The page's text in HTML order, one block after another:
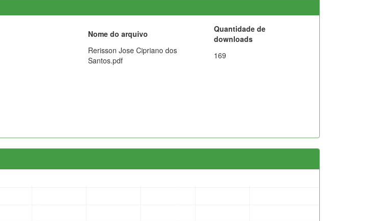
Nome do arquivo
Quantidade de
downloads
Rerisson Jose Cipriano dos
Santos.pdf
169